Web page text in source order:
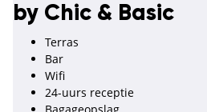
by Chic & Basic
Terras
Bar
Wifi
24-uurs receptie